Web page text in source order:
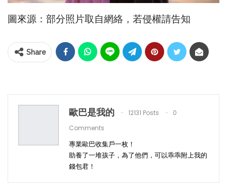
圖來源：部分照片取自網絡，若侵權請告知
Share
歐巴是我的 12131 Posts
0
Comments
專業歐巴收集戶一枚！
助養了一堆孩子，為了他們，可以乖乖附上我的
錢包君！